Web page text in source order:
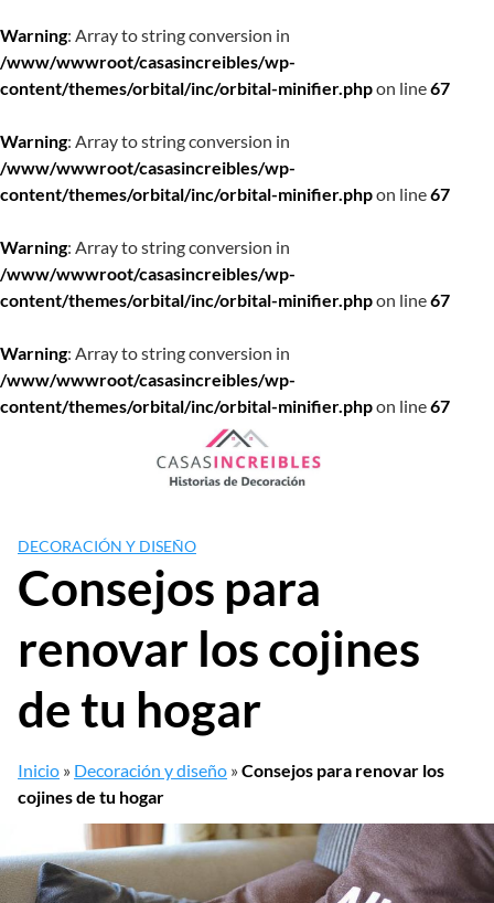
Warning: Array to string conversion in
/www/wwwroot/casasincreibles/wp-
content/themes/orbital/inc/orbital-minifier.phpon line67
Warning: Array to string conversion in
/www/wwwroot/casasincreibles/wp-
content/themes/orbital/inc/orbital-minifier.phpon line67
Warning: Array to string conversion in
/www/wwwroot/casasincreibles/wp-
content/themes/orbital/inc/orbital-minifier.phpon line67
Warning: Array to string conversion in
/www/wwwroot/casasincreibles/wp-
content/themes/orbital/inc/orbital-minifier.phpon line67
DECORACIÓN Y DISEÑO
Consejos para
renovar los cojines
de tu hogar
Inicio » Decoración y diseño »Consejos para renovar los
cojines de tu hogar